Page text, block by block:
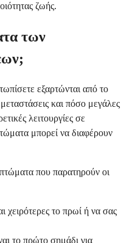
ζωής.
των
εξαρτώνται από το
και πόσο μεγάλες
λειτουργίες σε
μπορεί να διαφέρουν
που παρατηρούν οι
χειρότερες το πρωί ή να σας
το πρώτο σημάδι για